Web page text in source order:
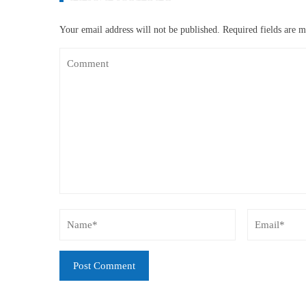
Your email address will not be published. Required fields are